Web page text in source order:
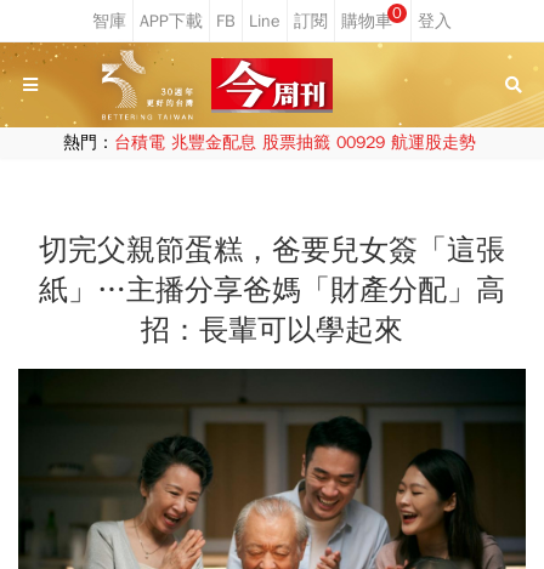
0
熱門： 台積電 兆豐金配息 股票抽籤 00929 航運股走勢
切完父親節蛋糕，爸要兒女簽「這張
紙」…主播分享爸媽「財產分配」高
招：長輩可以學起來